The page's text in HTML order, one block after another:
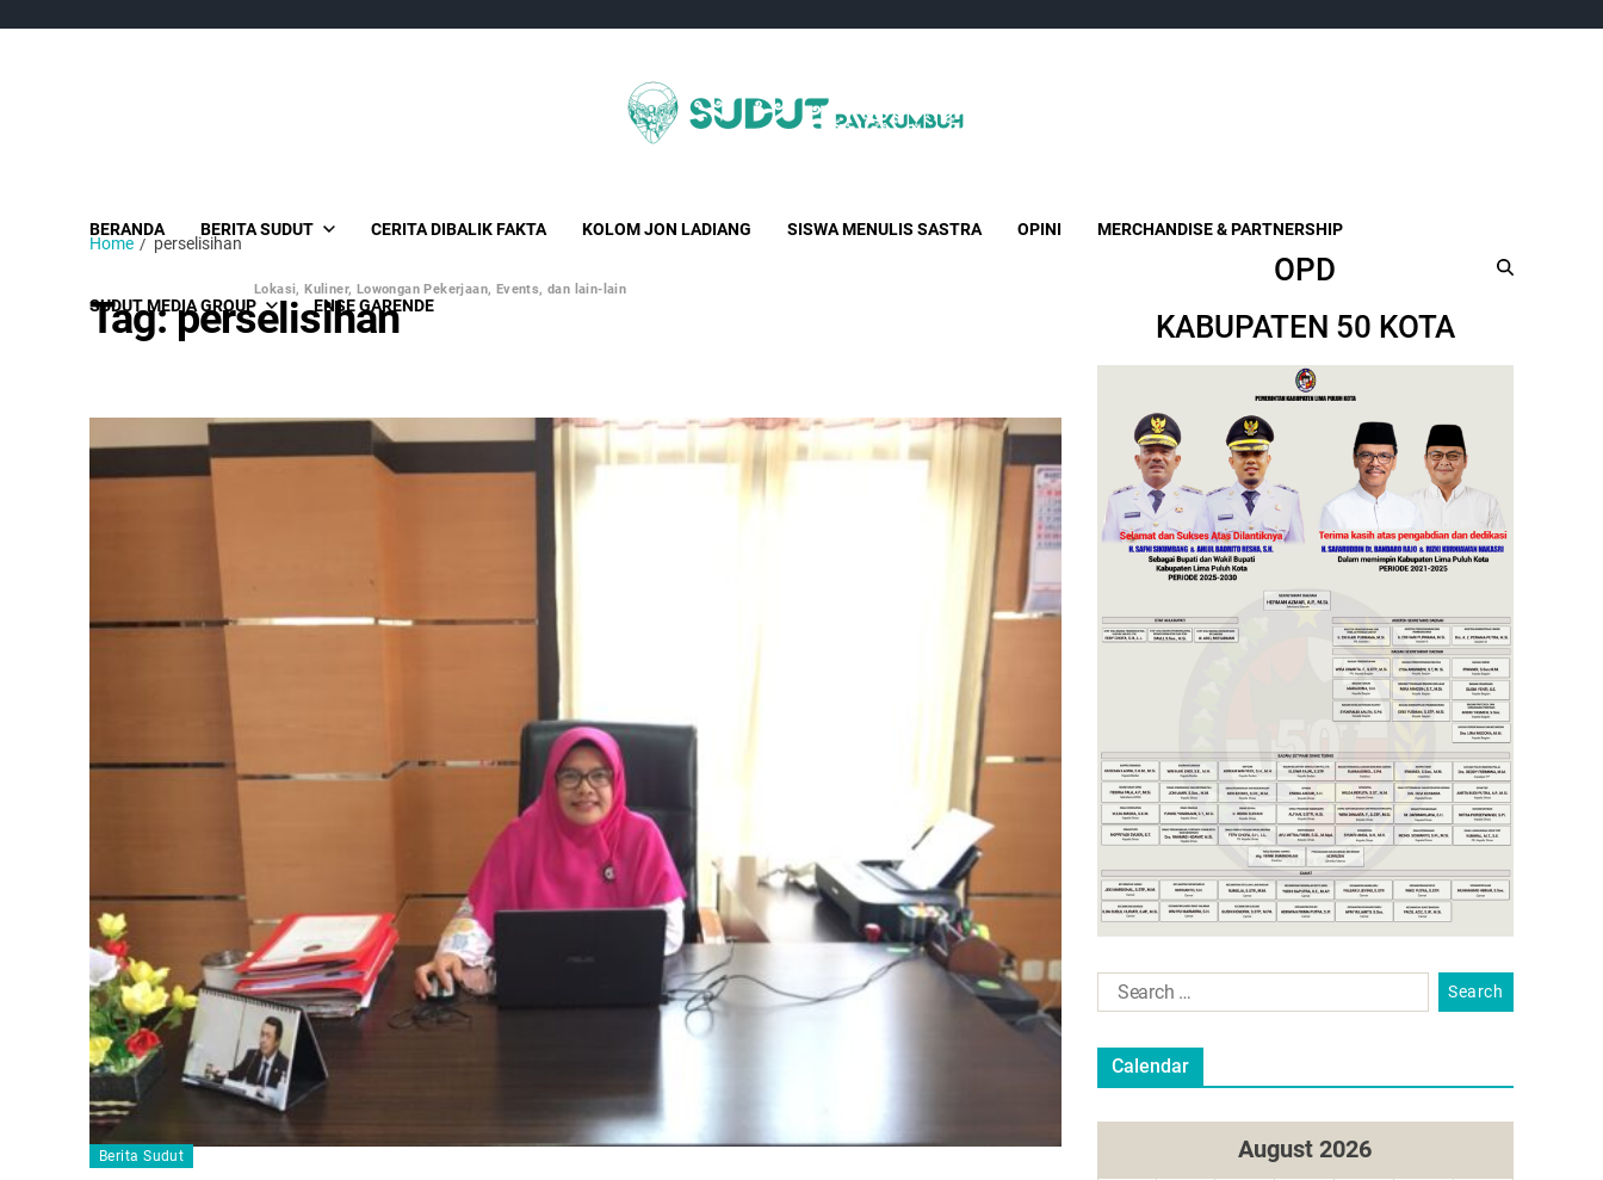
BERANDA BERITA SUDUT CERITA DIBALIK FAKTA KOLOM JON LADIANG SISWA MENULIS SASTRA OPINI MERCHANDISE & PARTNERSHIP
SUDUT MEDIA GROUP
Lokasi, Kuliner, Lowongan Pekerjaan, Events, dan lain-lain
ENSE GARENDE
Home perselisihan
Tag:perselisihan
Berita Sudut
OPD
KABUPATEN 50 KOTA
Calendar
August 2026